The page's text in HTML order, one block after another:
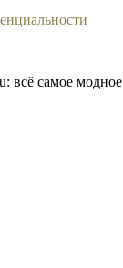
всё самое модное